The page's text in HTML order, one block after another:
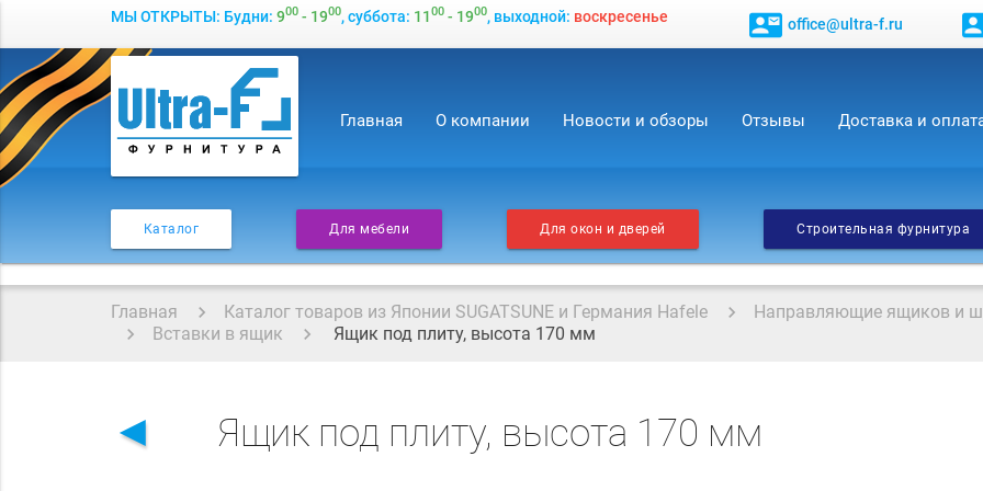
МЫ ОТКРЫТЫ: Будни: 900- 1900, суббота: 1100- 1900, выходной: воскресенье contact_mail office@ultra-f.ru
Главная О компании Новости и обзоры Отзывы Доставка и
Каталог Для мебели Для окон и дверей Строительная фурнитура
Главная Каталог товаров из Японии SUGATSUNE и Германия Hafele Направляющие ящиков и
Вставки в ящик
Ящик под плиту, высота 170 мм
◄ Ящик под плиту, высота 170 мм